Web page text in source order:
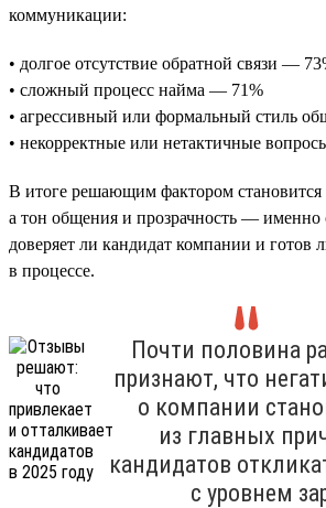
коммуникации:
• долгое отсутствие обратной связи —
• сложный процесс найма — 71%
• агрессивный или формальный стиль
• некорректные или нетактичные
В итоге решающим фактором становится
а тон общения и прозрачность — именно
доверяет ли кандидат компании и готов
в процессе.
Почти половина
признают, что
о компании
из главных
кандидатов
с уровнем